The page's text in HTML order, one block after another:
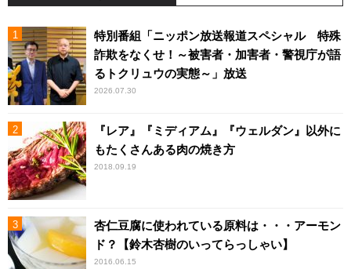
特別番組「ニッポン放送報道スペシャル 特殊
詐欺をなくせ！～被害者・加害者・警視庁が語
るトクリュウの実態～」放送
2026.07.30
『レア』『ミディアム』『ウェルダン』以外に
もたくさんある肉の焼き方
2018.09.19
杏仁豆腐に使われている原料は・・・アーモン
ド？【鈴木杏樹のいってらっしゃい】
2016.06.15